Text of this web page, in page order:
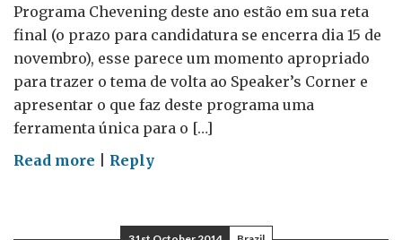
Programa Chevening deste ano estão em sua reta
final (o prazo para candidatura se encerra dia 15 de
novembro), esse parece um momento apropriado
para trazer o tema de volta ao Speaker’s Corner e
apresentar o que faz deste programa uma
ferramenta única para o […]
Read more on
power
Reply